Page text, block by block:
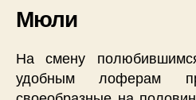
Мюли
На смену
удобным лоферам